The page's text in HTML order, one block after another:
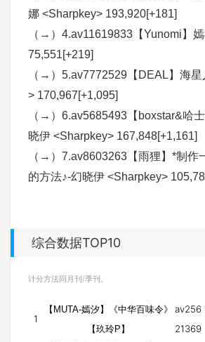
娜 <Sharpkey> 193,920[+181]
（→）4.av11619833【Yunomi】
75,551[+219]
（→）5.av7772529【DEAL】海
> 170,967[+1,095]
（→）6.av5685493【boxstar&哈
晓伊 <Sharpkey> 167,848[+1,161]
（→）7.av8603263【雨狸】*制作
的方法♪-幻晓伊 <Sharpkey>
综合数据TOP10
计分方法同月刊/季刊。
1
【MUTA-嫣汐】《中华百味令》
【玖玲P】
av256
21369